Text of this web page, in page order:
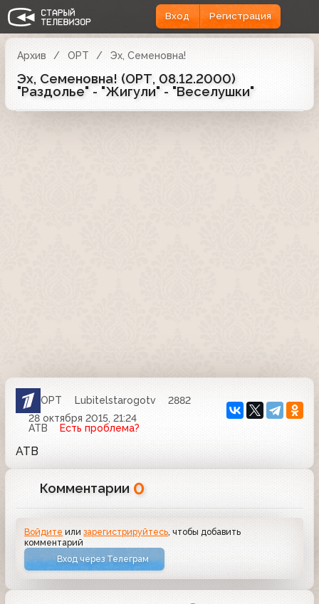
Вход Регистрация
Архив ОРТ Эх, Семеновна!
Эх, Семеновна! (ОРТ, 08.12.2000)
"Раздолье" - "Жигули" - "Веселушки"
ОРТ Lubitelstarogotv
2882
28 октября 2015, 21:24
АТВ
Есть проблема?
АТВ
Комментарии 0
Войдите илизарегистрируйтесь , чтобы добавить
комментарий
Вход через Телеграм